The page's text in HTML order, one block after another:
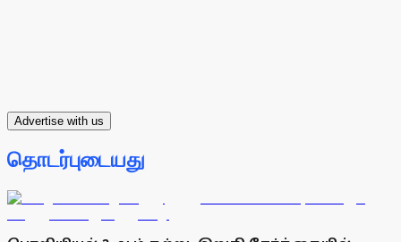
Advertise with us
தொடர்புடையது